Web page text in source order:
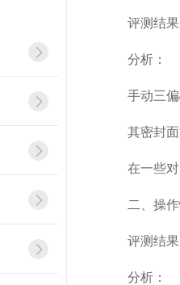
评测结果
分析：
手动三偏心
其密封面通
在一些对密
二、操作
评测结果
分析：